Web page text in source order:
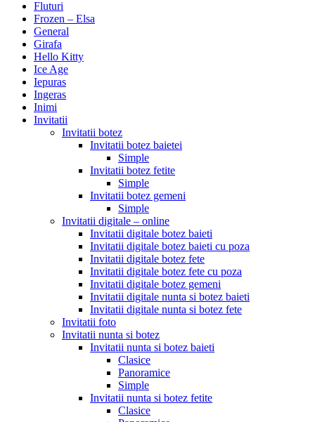
Fluturi
Frozen – Elsa
General
Girafa
Hello Kitty
Ice Age
Iepuras
Ingeras
Inimi
Invitatii
Invitatii botez
Invitatii botez baietei
Simple
Invitatii botez fetite
Simple
Invitatii botez gemeni
Simple
Invitatii digitale – online
Invitatii digitale botez baieti
Invitatii digitale botez baieti cu poza
Invitatii digitale botez fete
Invitatii digitale botez fete cu poza
Invitatii digitale botez gemeni
Invitatii digitale nunta si botez baieti
Invitatii digitale nunta si botez fete
Invitatii foto
Invitatii nunta si botez
Invitatii nunta si botez baieti
Clasice
Panoramice
Simple
Invitatii nunta si botez fetite
Clasice